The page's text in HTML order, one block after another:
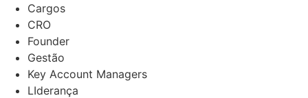
Cargos
CRO
Founder
Gestão
Key Account Managers
LIderança